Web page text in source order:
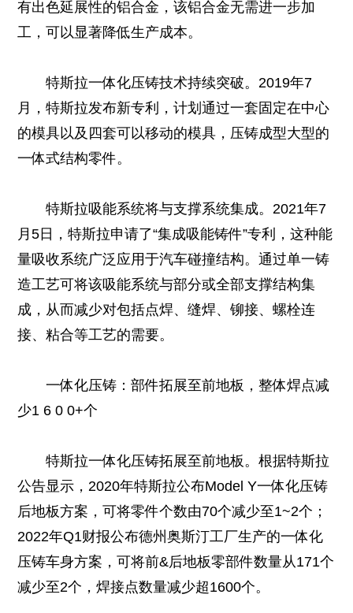
有出色延展性的铝合金，该铝合金无需进一步加
工，可以显著降低生产成本。
特斯拉一体化压铸技术持续突破。2019年7
月，特斯拉发布新专利，计划通过一套固定在中心
的模具以及四套可以移动的模具，压铸成型大型的
一体式结构零件。
特斯拉吸能系统将与支撑系统集成。2021年7
月5日，特斯拉申请了“集成吸能铸件”专利，这种能
量吸收系统广泛应用于汽车碰撞结构。通过单一铸
造工艺可将该吸能系统与部分或全部支撑结构集
成，从而减少对包括点焊、缝焊、铆接、螺栓连
接、粘合等工艺的需要。
一体化压铸：部件拓展至前地板，整体焊点减
少1 6 0 0+个
特斯拉一体化压铸拓展至前地板。根据特斯拉
公告显示，2020年特斯拉公布Model Y一体化压铸
后地板方案，可将零件个数由70个减少至1~2个；
2022年Q1财报公布德州奥斯汀工厂生产的一体化
压铸车身方案，可将前&后地板零部件数量从171个
减少至2个，焊接点数量减少超1600个。